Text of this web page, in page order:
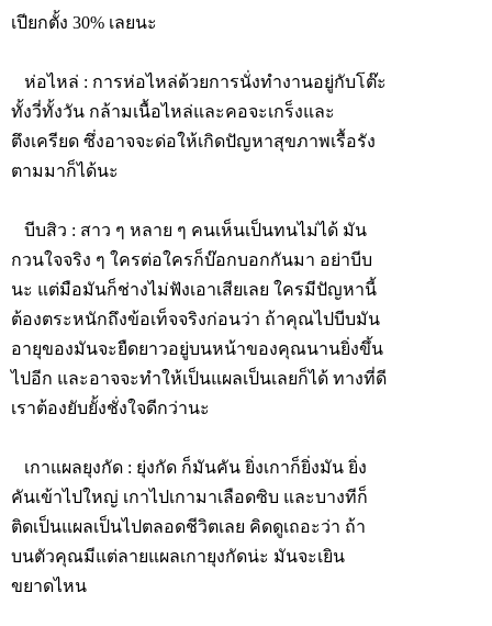
เปียกตั้ง 30% เลยนะ
ห่อไหล่ : การห่อไหล่ด้วยการนั่งทำงานอยู่กับโต๊ะ
ทั้งวี่ทั้งวัน กล้ามเนื้อไหล่และคอจะเกร็งและ
ตึงเครียด ซึ่งอาจจะด่อให้เกิดปัญหาสุขภาพเรื้อรัง
ตามมาก็ได้นะ
บีบสิว : สาว ๆ หลาย ๆ คนเห็นเป็นทนไม่ได้ มัน
กวนใจจริง ๆ ใครต่อใครก็บ๊อกบอกกันมา อย่าบีบ
นะ แต่มือมันก็ช่างไม่ฟังเอาเสียเลย ใครมีปัญหานี้
ต้องตระหนักถึงข้อเท็จจริงก่อนว่า ถ้าคุณไปบีบมัน
อายุของมันจะยืดยาวอยู่บนหน้าของคุณนานยิ่งขึ้น
ไปอีก และอาจจะทำให้เป็นแผลเป็นเลยก็ได้ ทางที่ดี
เราต้องยับยั้งชั่งใจดีกว่านะ
เกาแผลยุงกัด: ยุ่งกัด ก็มันคัน ยิ่งเกาก็ยิ่งมัน ยิ่ง
คันเข้าไปใหญ่ เกาไปเกามาเลือดซิบ และบางทีก็
ติดเป็นแผลเป็นไปตลอดชีวิตเลย คิดดูเถอะว่า ถ้า
บนตัวคุณมีแต่ลายแผลเกายุงกัดน่ะ มันจะเยิน
ขยาดไหน